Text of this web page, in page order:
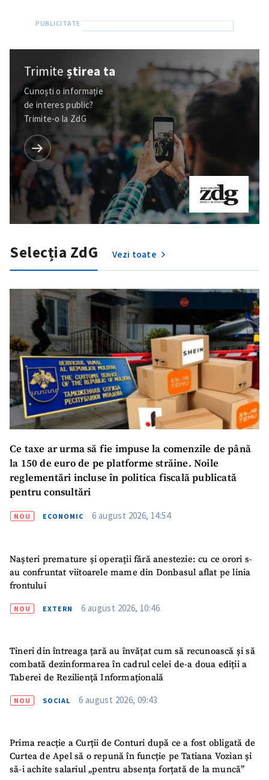
Trimiteștirea ta
Cunoști o informație
de interes public?
Trimite-o la ZdG
Selecția ZdG Vezi toate
Ce taxe ar urma să fie impuse la comenzile de până
la 150 de euro de pe platforme străine. Noile
reglementări incluse în politica fiscală publicată
pentru consultări
NOU ECONOMIC 6 august 2026, 14:54
Nașteri premature și operații fără anestezie: cu ce orori s-
au confruntat viitoarele mame din Donbasul aflat pe linia
frontului
NOU EXTERN 6 august 2026, 10:46
Tineri din întreaga țară au învățat cum să recunoască și să
combată dezinformarea în cadrul celei de-a doua ediții a
Taberei de Reziliență Informațională
NOU SOCIAL 6 august 2026, 09:43
Prima reacție a Curții de Conturi după ce a fost obligată de
Curtea de Apel să o repună în funcție pe Tatiana Vozian și
să-i achite salariul „pentru absența forțată de la muncă”
+ Adaugă titlu
Fotografie
+ Încarcă imagine
Link media+ Link media
Mesajul știrei
+ Mesajul știrei